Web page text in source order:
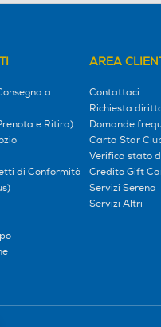
a
e Ritira)
di Conformità
AREA
Contattaci
Richiesta
Domande
Carta Star
Verifica stato
Credito Gift
Servizi Serena
Servizi Altri